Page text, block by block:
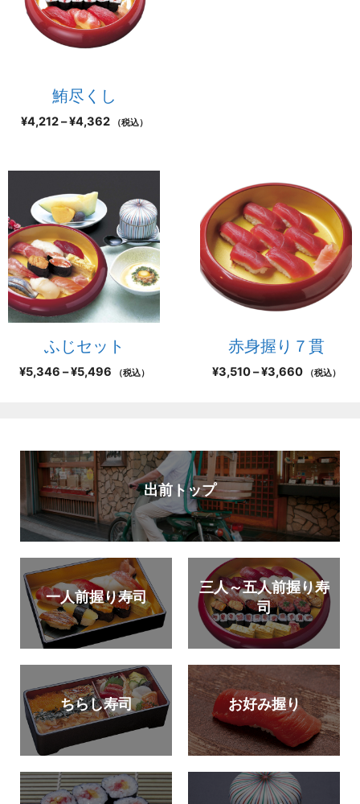
鮪尽くし
¥4,212–¥4,362 （税込）
ふじセット
¥5,346 –¥5,496 （税込）
赤身握り７貫
¥3,510–¥3,660 （税込）
出前トップ
一人前握り寿司
ちらし寿司
三人～五人前握り寿
司
お好み握り